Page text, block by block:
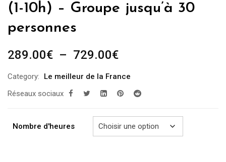
(1-10h) – Groupe jusqu’à 30
personnes
289.00€ – 729.00€Plage
prix :
289.00€
729.00€
Category:
Le meilleur de la France
Réseaux sociaux
Nombre d'heures